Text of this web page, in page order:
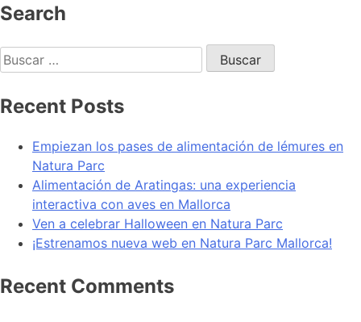
Search
Recent Posts
Empiezan los pases de alimentación de lémures en
Natura Parc
Alimentación de Aratingas: una experiencia
interactiva con aves en Mallorca
Ven a celebrar Halloween en Natura Parc
¡Estrenamos nueva web en Natura Parc Mallorca!
Recent Comments